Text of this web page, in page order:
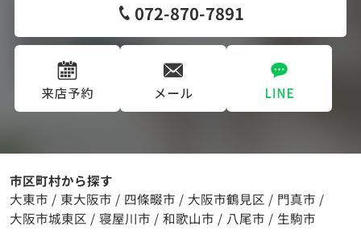
072-870-7891
市区町村から探す
大東市 / 東大阪市 / 四條畷市 / 大阪市鶴見区 / 門真市 /
大阪市城東区 / 寝屋川市 / 和歌山市 / 八尾市 / 生駒市